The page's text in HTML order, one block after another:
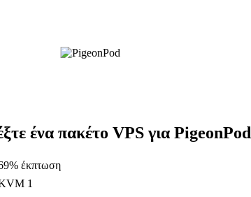
ένα πακέτο VPS για PigeonPod
έκπτωση
1